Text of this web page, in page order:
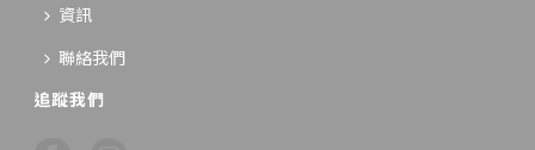
資訊
聯絡我們
追蹤我們